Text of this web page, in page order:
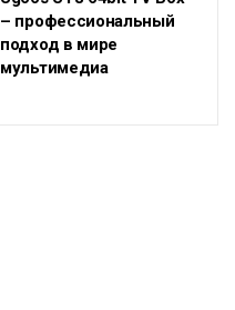
– профессиональный
подход в мире
мультимедиа